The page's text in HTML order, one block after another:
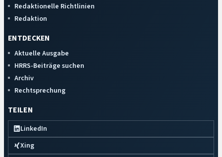
Redaktionelle Richtlinien
Redaktion
ENTDECKEN
Aktuelle Ausgabe
HRRS-Beiträge suchen
Archiv
Rechtsprechung
TEILEN
LinkedIn
Xing